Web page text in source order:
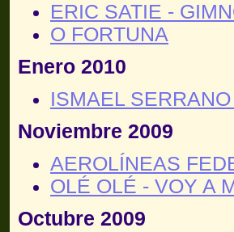
ERIC SATIE -
O FORTUNA
Enero 2010
ISMAEL
Noviembre 2009
AEROLÍNEAS
OLÉ OLÉ - VOY A
Octubre 2009